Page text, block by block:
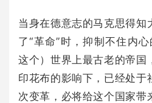
当身在德意志的马克思得知
了“革命”时，抑制不住内
这个）世界上最古老的帝国
印花布的影响下，已经处于
次变革，必将给这个国家带